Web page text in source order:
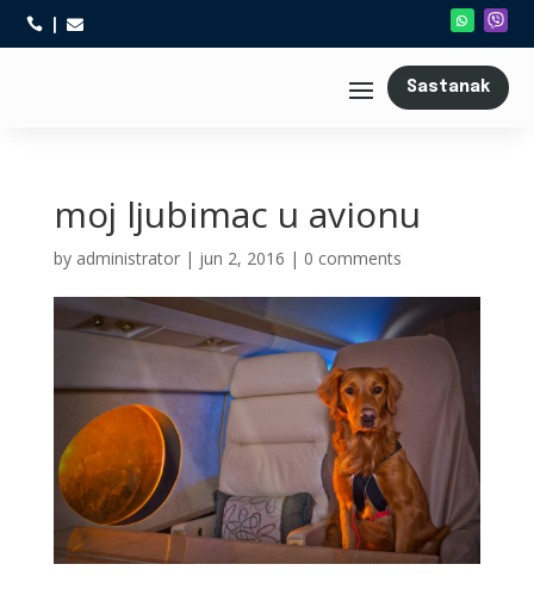
 
Sastanak
moj ljubimac u avionu
by administrator| jun 2, 2016 | 0 comments